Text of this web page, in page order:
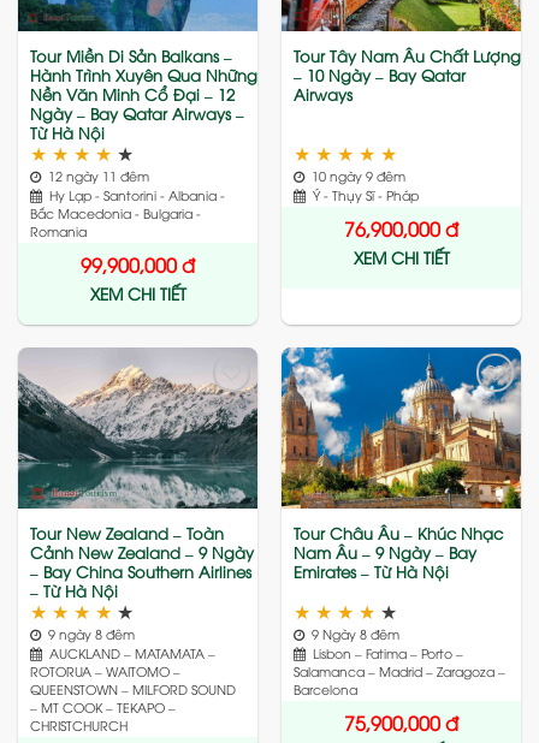
Tour Miền Di Sản Balkans –
Hành Trình Xuyên Qua Những
Nền Văn Minh Cổ Đại – 12
Ngày – Bay Qatar Airways –
Từ Hà Nội
★ ★ ★ ★ ★
12 ngày 11 đêm
Hy Lạp - Santorini - Albania -
Bắc Macedonia - Bulgaria -
Romania
99,900,000đ
XEM CHI TIẾT
Tour Tây Nam Âu Chất Lượng
– 10 Ngày – Bay Qatar
Airways
★ ★ ★ ★ ★
10 ngày 9 đêm
Ý - Thụy Sĩ - Pháp
76,900,000đ
XEM CHI TIẾT
Add
to
wishlist
Tour New Zealand – Toàn
Cảnh New Zealand – 9 Ngày
– Bay China Southern Airlines
– Từ Hà Nội
★ ★ ★ ★ ★
9 ngày 8 đêm
AUCKLAND – MATAMATA –
ROTORUA – WAITOMO –
QUEENSTOWN – MILFORD SOUND
– MT COOK – TEKAPO –
CHRISTCHURCH
Add
to
wishlist
Tour Châu Âu – Khúc Nhạc
Nam Âu – 9 Ngày – Bay
Emirates – Từ Hà Nội
★ ★ ★ ★ ★
9 Ngày 8 đêm
Lisbon – Fatima – Porto –
Salamanca – Madrid – Zaragoza –
Barcelona
75,900,000đ